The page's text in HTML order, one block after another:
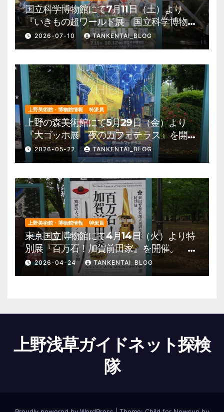
国立科学博物館にて7月11日（土）より
『いきもの超ワールド展 国立科学博物館
×ダーウィンが来た！』を開催。 上野公
園 美術館・博物館 混雑情報他
2026-07-10 TANKENTAI_BLOG
上野美術館・博物館情報 特派員
上野の森美術館にて5月29日（金）より
『大ゴッホ展 夜のカフェテラス』を開
催。 上野公園 美術館・博物館 混雑情
報他
2026-05-22 TANKENTAI_BLOG
上野美術館・博物館情報 特派員
東京国立博物館にて4月14日（火）より特
別展『百万石！加賀前田家』を開催。 上
野公園 美術館・博物館 混雑情報他
2026-04-24 TANKENTAI_BLOG
上野浅草ガイドネット探検
隊